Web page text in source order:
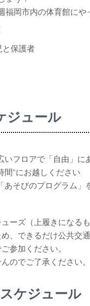
福岡市内の体育館にや
と保護者
ジュール
フロアで「自由」に
”にお越しください
そびのプログラム」
ーズ（上履きになる
、できるだけ公共交
参加ください。
のでご了承ください。
ケジュール